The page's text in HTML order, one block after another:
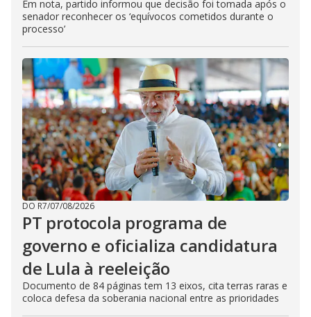
Em nota, partido informou que decisão foi tomada após o
senador reconhecer os ‘equívocos cometidos durante o
processo’
DO R7/07/08/2026
PT protocola programa de
governo e oficializa candidatura
de Lula à reeleição
Documento de 84 páginas tem 13 eixos, cita terras raras e
coloca defesa da soberania nacional entre as prioridades